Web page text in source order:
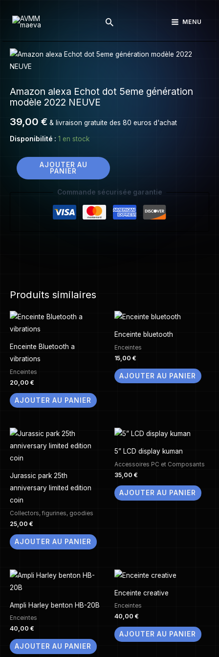
Rechercher MENU
Amazon alexa Echot dot 5eme génération
modèle 2022 NEUVE
39,00 € & livraison gratuite des 80 euros d'achat
Disponibilité : 1 en stock
quantité
de
alexa
Echot
5eme
génération
2022
NEUVE
AJOUTER AU
PANIER
Commande sécurisée garantie
Produits similaires
Enceinte Bluetooth a
vibrations
Enceintes
20,00 €
AJOUTER AU PANIER
Enceinte bluetooth
Enceintes
15,00 €
AJOUTER AU PANIER
Jurassic park 25th
anniversary limited edition
coin
Collectors, figurines, goodies
25,00 €
AJOUTER AU PANIER
5” LCD display kuman
Accessoires PC et Composants
35,00 €
AJOUTER AU PANIER
Ampli Harley benton HB-20B
Enceintes
40,00 €
AJOUTER AU PANIER
Enceinte creative
Enceintes
40,00 €
AJOUTER AU PANIER
Echot
5eme
NEUVE